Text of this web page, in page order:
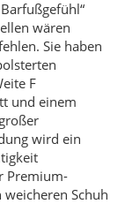
wären
Sie haben
F
und einem
wird ein
Premium-
Schuh